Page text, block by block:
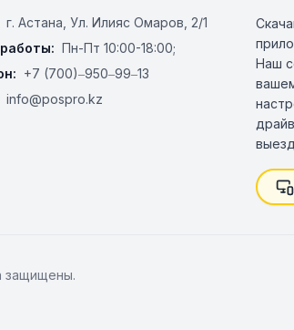
г. Астана, ​Ул. Илияс Омаров, 2/1
Пн-Пт 10:00-18:00;
+7 (700)‒950‒99‒13
info@pospro.kz
Наш
защищены.